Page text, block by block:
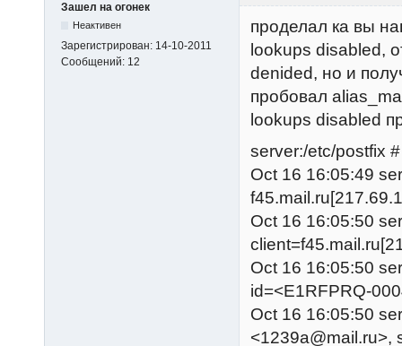
Зашел на огонек
Неактивен
Зарегистрирован: 14-10-2011
Сообщений: 12
проделал ка вы
lookups disabled,
denided, но и
пробовал
lookups disabled
server:/etc/postfix
Oct 16 16:05:49
Oct 16 16:05:50
Oct 16 16:05:50
id=<E1RFPRQ-
Oct 16 16:05:50
<1239a@mail.ru>,